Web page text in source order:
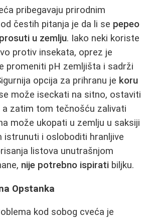
pribegavaju prirodnim
čestih pitanja je da li se pepeo
u zemlju. Iako neki koriste
protiv insekata, oprez je
promeniti pH zemljišta i sadrži
opcija za prihranu je koru
može iseckati na sitno, ostaviti
a zatim tom tečnošću zalivati
može ukopati u zemlju u saksiji
istrunuti i osloboditi hranljive
listova unutrašnjom
nije potrebno ispirati biljku.
Opstanka
kod sobog cveća je